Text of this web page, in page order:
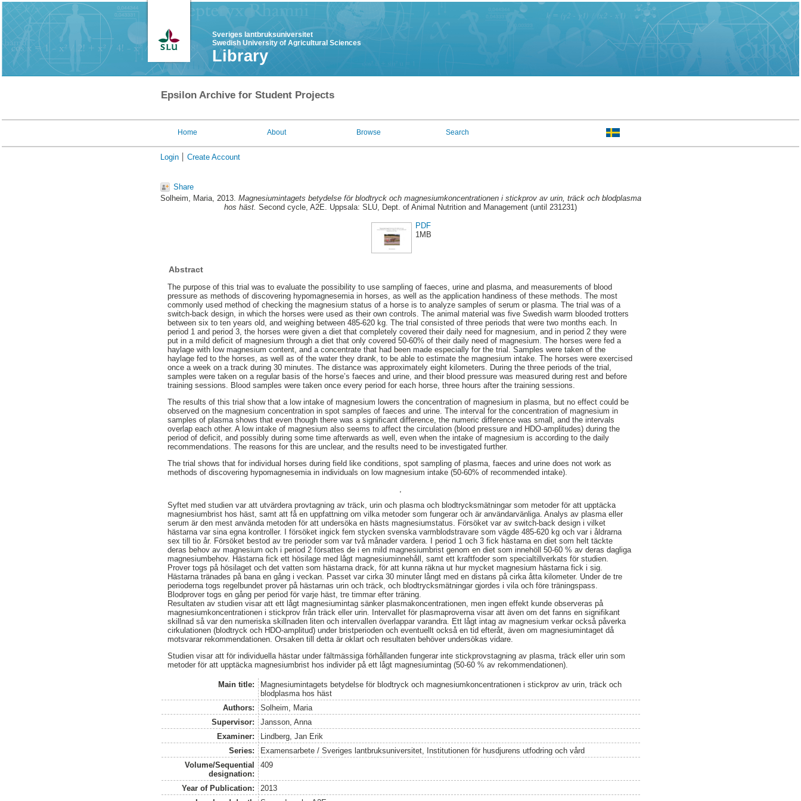
Sveriges lantbruksuniversitet
Swedish University of Agricultural Sciences
Library
Epsilon Archive for Student Projects
Home About Browse Search
Login Create Account
Share
Solheim, Maria, 2013. Magnesiumintagets betydelse för blodtryck och magnesiumkoncentrationen i stickprov av urin, träck och blodplasma
hos häst. Second cycle, A2E. Uppsala: SLU, Dept. of Animal Nutrition and Management (until 231231)
PDF
1MB
Abstract
The purpose of this trial was to evaluate the possibility to use sampling of faeces, urine and plasma, and measurements of blood
pressure as methods of discovering hypomagnesemia in horses, as well as the application handiness of these methods. The most
commonly used method of checking the magnesium status of a horse is to analyze samples of serum or plasma. The trial was of a
switch-back design, in which the horses were used as their own controls. The animal material was five Swedish warm blooded trotters
between six to ten years old, and weighing between 485-620 kg. The trial consisted of three periods that were two months each. In
period 1 and period 3, the horses were given a diet that completely covered their daily need for magnesium, and in period 2 they were
put in a mild deficit of magnesium through a diet that only covered 50-60% of their daily need of magnesium. The horses were fed a
haylage with low magnesium content, and a concentrate that had been made especially for the trial. Samples were taken of the
haylage fed to the horses, as well as of the water they drank, to be able to estimate the magnesium intake. The horses were exercised
once a week on a track during 30 minutes. The distance was approximately eight kilometers. During the three periods of the trial,
samples were taken on a regular basis of the horse’s faeces and urine, and their blood pressure was measured during rest and before
training sessions. Blood samples were taken once every period for each horse, three hours after the training sessions.
The results of this trial show that a low intake of magnesium lowers the concentration of magnesium in plasma, but no effect could be
observed on the magnesium concentration in spot samples of faeces and urine. The interval for the concentration of magnesium in
samples of plasma shows that even though there was a significant difference, the numeric difference was small, and the intervals
overlap each other. A low intake of magnesium also seems to affect the circulation (blood pressure and HDO-amplitudes) during the
period of deficit, and possibly during some time afterwards as well, even when the intake of magnesium is according to the daily
recommendations. The reasons for this are unclear, and the results need to be investigated further.
The trial shows that for individual horses during field like conditions, spot sampling of plasma, faeces and urine does not work as
methods of discovering hypomagnesemia in individuals on low magnesium intake (50-60% of recommended intake).
Syftet med studien var att utvärdera provtagning av träck, urin och plasma och blodtrycksmätningar som metoder för att upptäcka
magnesiumbrist hos häst, samt att få en uppfattning om vilka metoder som fungerar och är användarvänliga. Analys av plasma eller
serum är den mest använda metoden för att undersöka en hästs magnesiumstatus. Försöket var av switch-back design i vilket
hästarna var sina egna kontroller. I försöket ingick fem stycken svenska varmblodstravare som vägde 485-620 kg och var i åldrarna
sex till tio år. Försöket bestod av tre perioder som var två månader vardera. I period 1 och 3 fick hästarna en diet som helt täckte
deras behov av magnesium och i period 2 försattes de i en mild magnesiumbrist genom en diet som innehöll 50-60 % av deras dagliga
magnesiumbehov. Hästarna fick ett hösilage med lågt magnesiuminnehåll, samt ett kraftfoder som specialtillverkats för studien.
Prover togs på hösilaget och det vatten som hästarna drack, för att kunna räkna ut hur mycket magnesium hästarna fick i sig.
Hästarna tränades på bana en gång i veckan. Passet var cirka 30 minuter långt med en distans på cirka åtta kilometer. Under de tre
perioderna togs regelbundet prover på hästarnas urin och träck, och blodtrycksmätningar gjordes i vila och före träningspass.
Blodprover togs en gång per period för varje häst, tre timmar efter träning.
Resultaten av studien visar att ett lågt magnesiumintag sänker plasmakoncentrationen, men ingen effekt kunde observeras på
magnesiumkoncentrationen i stickprov från träck eller urin. Intervallet för plasmaproverna visar att även om det fanns en signifikant
skillnad så var den numeriska skillnaden liten och intervallen överlappar varandra. Ett lågt intag av magnesium verkar också påverka
cirkulationen (blodtryck och HDO-amplitud) under bristperioden och eventuellt också en tid efteråt, även om magnesiumintaget då
motsvarar rekommendationen. Orsaken till detta är oklart och resultaten behöver undersökas vidare.
Studien visar att för individuella hästar under fältmässiga förhållanden fungerar inte stickprovstagning av plasma, träck eller urin som
metoder för att upptäcka magnesiumbrist hos individer på ett lågt magnesiumintag (50-60 % av rekommendationen).
Main title:
Magnesiumintagets betydelse för blodtryck och magnesiumkoncentrationen i stickprov av urin, träck och
blodplasma hos häst
Authors:
Solheim, Maria
Supervisor:
Jansson, Anna
Examiner:
Lindberg, Jan Erik
Series:
Examensarbete / Sveriges lantbruksuniversitet, Institutionen för husdjurens utfodring och vård
Volume/Sequential
designation:
409
Year of Publication:
2013